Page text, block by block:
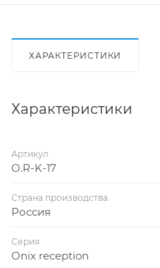
ХАРАКТЕРИСТИКИ
Характеристики
Артикул
O.R-K-17
Страна производства
Россия
Серия
Onix reception